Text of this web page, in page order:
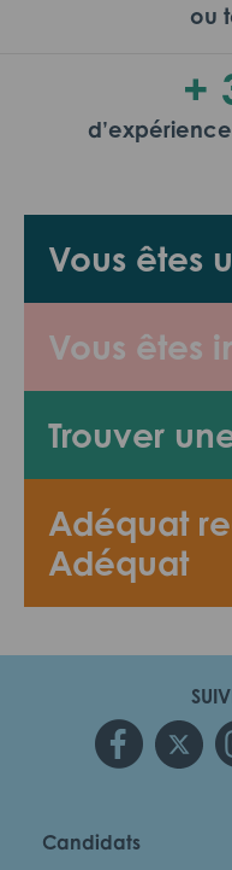
Vous êtes
Vous êtes
Trouver
Adéquat
Adéquat
ou
+
Candidats